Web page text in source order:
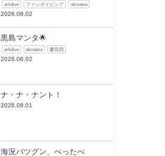
arkdive ファンダイビング okinawa
2026.08.02
黒島マンタ🌟
arkdive okinawa 慶良間
2026.08.02
ナ・ナ・ナント！
2026.08.01
海況バツグン、べったべ